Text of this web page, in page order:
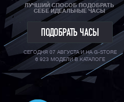
ЛУЧШИЙ СПОСОБ ПОДОБРАТЬ
СЕБЕ ИДЕАЛЬНЫЕ ЧАСЫ
ПОДОБРАТЬ ЧАСЫ
СЕГОДНЯ 07 АВГУСТА И НА G-STORE
6 923 МОДЕЛИ В КАТАЛОГЕ